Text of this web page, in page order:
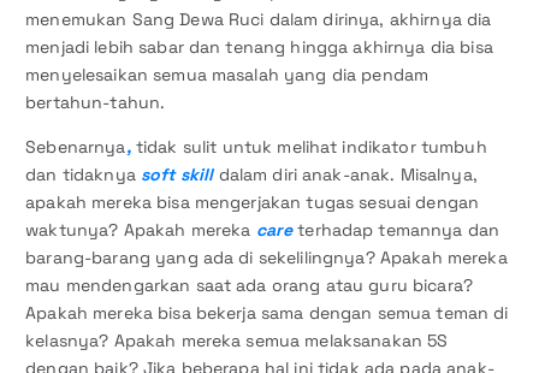
menemukan Sang Dewa Ruci dalam dirinya, akhirnya dia
menjadi lebih sabar dan tenang hingga akhirnya dia bisa
menyelesaikan semua masalah yang dia pendam
bertahun-tahun.
Sebenarnya, tidak sulit untuk melihat indikator tumbuh
dan tidaknya soft skilldalam diri anak-anak. Misalnya,
apakah mereka bisa mengerjakan tugas sesuai dengan
waktunya? Apakah mereka careterhadap temannya dan
barang-barang yang ada di sekelilingnya? Apakah mereka
mau mendengarkan saat ada orang atau guru bicara?
Apakah mereka bisa bekerja sama dengan semua teman di
kelasnya? Apakah mereka semua melaksanakan 5S
dengan baik? Jika beberapa hal ini tidak ada pada anak-